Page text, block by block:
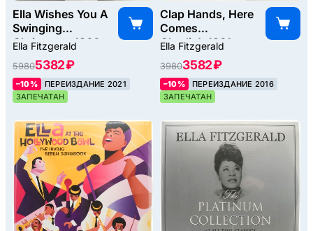
Ella Wishes You A
Swinging
Christmas, 1960
Ella Fitzgerald
59805382 ₽
–10%
ПЕРЕИЗДАНИЕ 2021
ЗАПЕЧАТАН
Clap Hands, Here
Comes
Charlie!, 1961
Ella Fitzgerald
39803582 ₽
–10%
ПЕРЕИЗДАНИЕ 2016
ЗАПЕЧАТАН